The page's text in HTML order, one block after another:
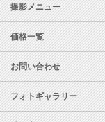
撮影メニュー
価格一覧
お問い合わせ
フォトギャラリー